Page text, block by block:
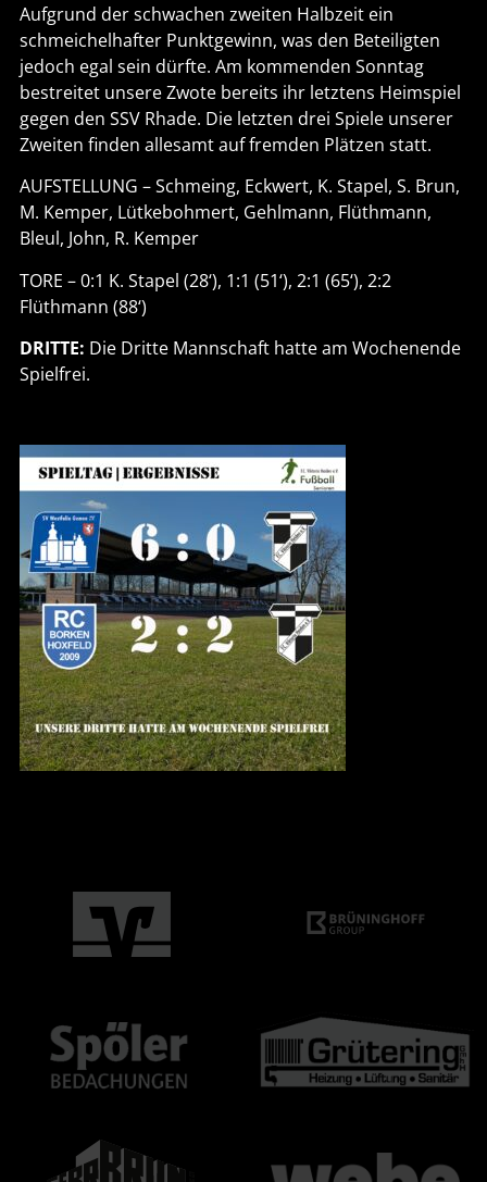
Aufgrund der schwachen zweiten Halbzeit ein
schmeichelhafter Punktgewinn, was den Beteiligten
jedoch egal sein dürfte. Am kommenden Sonntag
bestreitet unsere Zwote bereits ihr letztens Heimspiel
gegen den SSV Rhade. Die letzten drei Spiele unserer
Zweiten finden allesamt auf fremden Plätzen statt.
AUFSTELLUNG – Schmeing, Eckwert, K. Stapel, S. Brun,
M. Kemper, Lütkebohmert, Gehlmann, Flüthmann,
Bleul, John, R. Kemper
TORE – 0:1 K. Stapel (28‘), 1:1 (51‘), 2:1 (65‘), 2:2
Flüthmann (88‘)
DRITTE: Die Dritte Mannschaft hatte am Wochenende
Spielfrei.